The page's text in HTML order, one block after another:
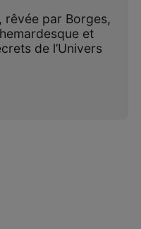
rêvée par Borges,
et
de l’Univers